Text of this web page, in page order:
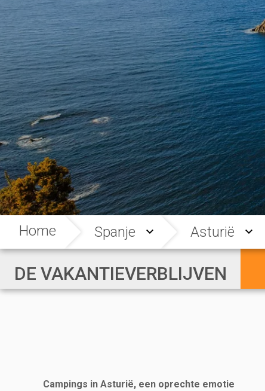
Home Spanje Asturië
DE VAKANTIEVERBLIJVEN
Campings in Asturië, een oprechte emotie